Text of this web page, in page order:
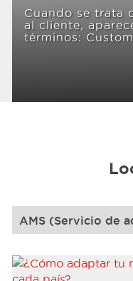
Cuando se trata
al cliente,
términos: